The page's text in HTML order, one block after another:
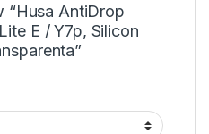
“Husa AntiDrop
E / Y7p, Silicon